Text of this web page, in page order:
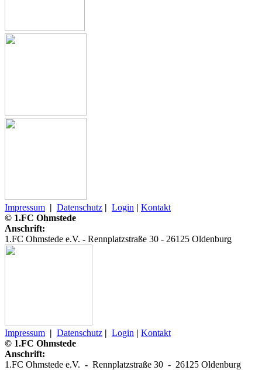
Impressum | Datenschutz | Login | Kontakt
© 1.FC Ohmstede
Anschrift:
1.FC Ohmstede e.V. - Rennplatzstraße 30 - 26125 Oldenburg
Impressum | Datenschutz | Login | Kontakt
© 1.FC Ohmstede
Anschrift:
1.FC Ohmstede e.V. - Rennplatzstraße 30 - 26125 Oldenburg